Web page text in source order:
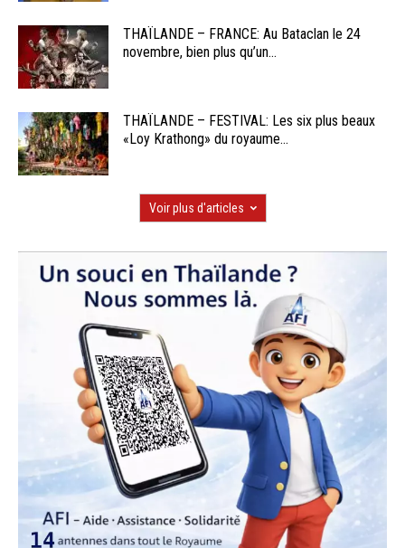
THAÏLANDE – FRANCE: Au Bataclan le 24
novembre, bien plus qu’un...
THAÏLANDE – FESTIVAL: Les six plus beaux
«Loy Krathong» du royaume...
Voir plus d'articles